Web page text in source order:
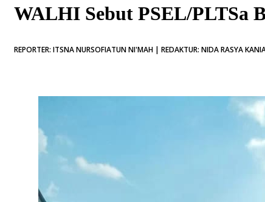
WALHI Sebut PSEL/PLTSa
REPORTER: ITSNA NURSOFIATUN NI'MAH | REDAKTUR: NIDA RASYA